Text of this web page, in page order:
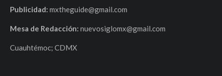
Publicidad: mxtheguide@gmail.com
Mesa de Redacción: nuevosiglomx@gmail.com
Cuauhtémoc; CDMX